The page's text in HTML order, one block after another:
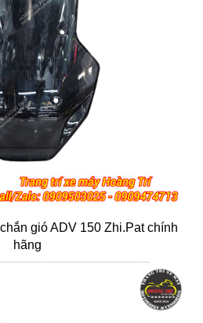
gió ADV 150 Zhi.Pat chính
hãng